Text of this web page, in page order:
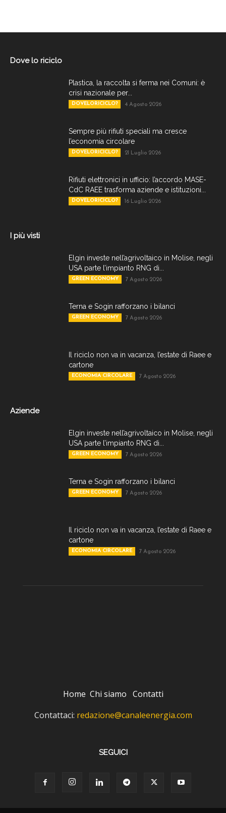
Dove lo riciclo
Plastica, la raccolta si ferma nei Comuni: è
crisi nazionale per...
DOVELORICICLO? 4 Agosto 2026
Sempre più rifiuti speciali ma cresce
l’economia circolare
DOVELORICICLO? 21 Luglio 2026
Rifiuti elettronici in ufficio: l’accordo MASE-
CdC RAEE trasforma aziende e istituzioni...
DOVELORICICLO? 16 Luglio 2026
I più visti
Elgin investe nell’agrivoltaico in Molise, negli
USA parte l’impianto RNG di...
GREEN ECONOMY 7 Agosto 2026
Terna e Sogin rafforzano i bilanci
GREEN ECONOMY 7 Agosto 2026
Il riciclo non va in vacanza, l’estate di Raee e
cartone
ECONOMIA CIRCOLARE 7 Agosto 2026
Aziende
Elgin investe nell’agrivoltaico in Molise, negli
USA parte l’impianto RNG di...
GREEN ECONOMY 7 Agosto 2026
Terna e Sogin rafforzano i bilanci
GREEN ECONOMY 7 Agosto 2026
Il riciclo non va in vacanza, l’estate di Raee e
cartone
ECONOMIA CIRCOLARE 7 Agosto 2026
Home Chi siamo Contatti
Contattaci: redazione@canaleenergia.com
SEGUICI